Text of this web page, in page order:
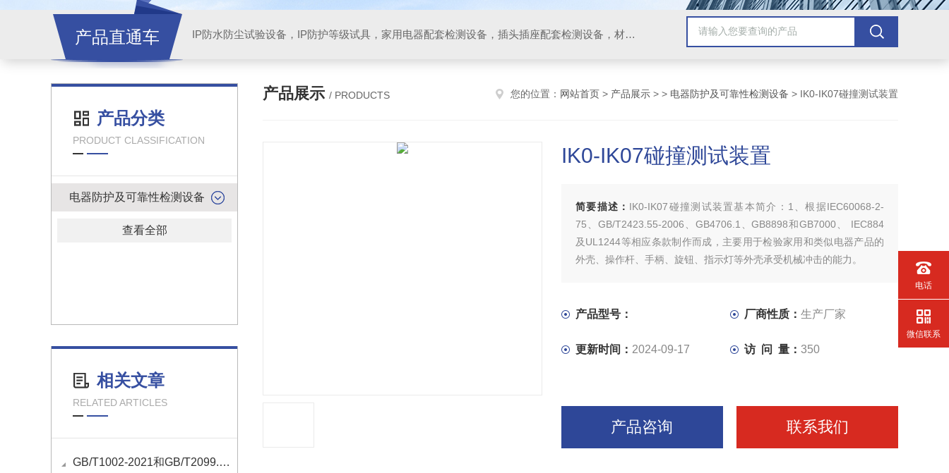
产品直通车 IP防水防尘试验设备，IP防护等级试具，家用电器配套检测设备，插头插座配套检测设备，材料阻燃试验设备，碰撞试验装置，GB4943.1配套检测产品，GB9706.1医用电气配套试验设备
产品分类
PRODUCT CLASSIFICATION
电器防护及可靠性检测设备
查看全部
相关文章
RELATED ARTICLES
GB/T1002-2021和GB/T2099.1-2021国标插头插座量规清单
产品展示 / PRODUCTS 您的位置： 网站首页 > 产品展示 > > 电器防护及可靠性检测设备 > IK0-IK07碰撞测试装置
IK0-IK07碰撞测试装置
简要描述： IK0-IK07碰撞测试装置基本简介：1、根据IEC60068-2-
75、GB/T2423.55-2006、GB4706.1、GB8898和GB7000、 IEC884
及UL1244等相应条款制作而成，主要用于检验家用和类似电器产品的
外壳、操作杆、手柄、旋钮、指示灯等外壳承受机械冲击的能力。
产品型号： 厂商性质： 生产厂家
更新时间： 2024-09-17 访 问 量： 350
产品咨询 联系我们
电话
微信联系